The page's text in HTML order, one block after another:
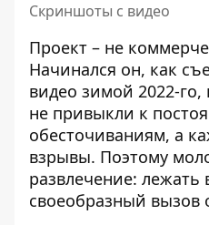
Скриншоты с видео
Проект – не
Начинался он, как
видео зимой 2022-го,
не привыкли к
обесточиваниям, а
взрывы. Поэтому
развлечение: лежать
своеобразный вызов